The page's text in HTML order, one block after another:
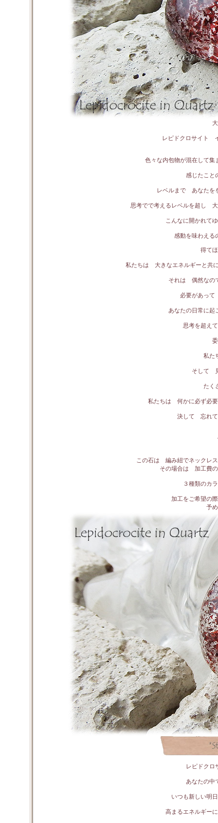
レピドクロサイト
色々な内包物が混在して
感じたこと
レベルまで あなたを
思考でで考えるレベルを超し
こんなに開かれて
感動を味わえ
得て
私たちは 大きなエネルギーと
それは 偶然なの
必要があっ
あなたの日常に
思考を超え
私た
そして
たく
私たちは 何かに必ず必
決して 忘れて
この石は 編み紐でネックレ
その場合は 加工費の
３種類のカ
加工をご希望の
予
レピドク
あなたの中
いつも新しい明
高まるエネルギー